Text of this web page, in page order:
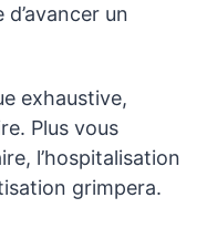
un
exhaustive,
Plus vous
l’hospitalisation
grimpera.